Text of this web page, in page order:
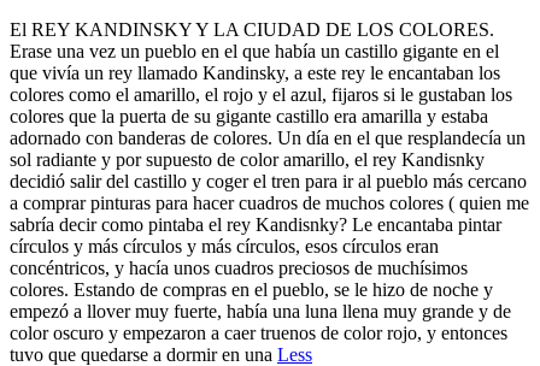
El REY KANDINSKY Y LA CIUDAD DE LOS COLORES.
Erase una vez un pueblo en el que había un castillo gigante en el
que vivía un rey llamado Kandinsky, a este rey le encantaban los
colores como el amarillo, el rojo y el azul, fijaros si le gustaban los
colores que la puerta de su gigante castillo era amarilla y estaba
adornado con banderas de colores. Un día en el que resplandecía un
sol radiante y por supuesto de color amarillo, el rey Kandisnky
decidió salir del castillo y coger el tren para ir al pueblo más cercano
a comprar pinturas para hacer cuadros de muchos colores ( quien me
sabría decir como pintaba el rey Kandisnky? Le encantaba pintar
círculos y más círculos y más círculos, esos círculos eran
concéntricos, y hacía unos cuadros preciosos de muchísimos
colores. Estando de compras en el pueblo, se le hizo de noche y
empezó a llover muy fuerte, había una luna llena muy grande y de
color oscuro y empezaron a caer truenos de color rojo, y entonces
tuvo que quedarse a dormir en una Less